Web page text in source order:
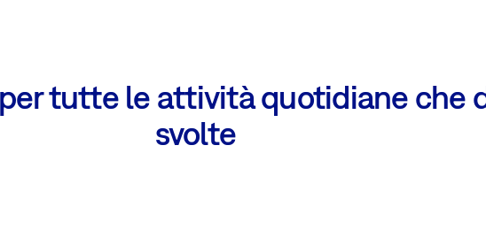
tutte le attività quotidiane che
svolte